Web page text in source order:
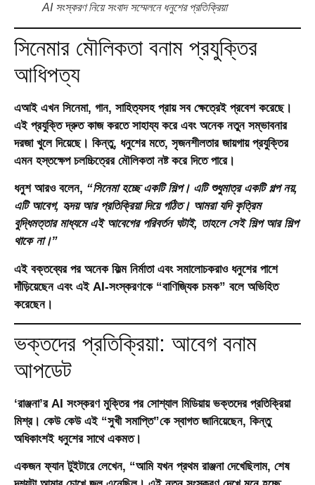
AI সংস্করণ নিয়ে সংবাদ সম্মেলনে ধনুশের প্রতিক্রিয়া
সিনেমার মৌলিকতা বনাম প্রযুক্তির
আধিপত্য
এআই এখন সিনেমা, গান, সাহিত্যসহ প্রায় সব ক্ষেত্রেই প্রবেশ করেছে।
এই প্রযুক্তি দ্রুত কাজ করতে সাহায্য করে এবং অনেক নতুন সম্ভাবনার
দরজা খুলে দিয়েছে। কিন্তু, ধনুশের মতে, সৃজনশীলতার জায়গায় প্রযুক্তির
এমন হস্তক্ষেপ চলচ্চিত্রের মৌলিকতা নষ্ট করে দিতে পারে।
ধনুশ আরও বলেন, “সিনেমা হচ্ছে একটি শিল্প। এটি শুধুমাত্র একটি গল্প নয়,
এটি আবেগ, হৃদয় আর প্রতিক্রিয়া দিয়ে গঠিত। আমরা যদি কৃত্রিম
বুদ্ধিমত্তার মাধ্যমে এই আবেগের পরিবর্তন ঘটাই, তাহলে সেই শিল্প আর শিল্প
থাকে না।”
এই বক্তব্যের পর অনেক ফিল্ম নির্মাতা এবং সমালোচকরাও ধনুশের পাশে
দাঁড়িয়েছেন এবং এই AI-সংস্করণকে “বাণিজ্যিক চমক” বলে অভিহিত
করেছেন।
ভক্তদের প্রতিক্রিয়া: আবেগ বনাম
আপডেট
‘রাঞ্জনা’র AI সংস্করণ মুক্তির পর সোশ্যাল মিডিয়ায় ভক্তদের প্রতিক্রিয়া
মিশ্র। কেউ কেউ এই “সুখী সমাপ্তি”কে স্বাগত জানিয়েছেন, কিন্তু
অধিকাংশই ধনুশের সাথে একমত।
একজন ফ্যান টুইটারে লেখেন, “আমি যখন প্রথম রাঞ্জনা দেখেছিলাম, শেষ